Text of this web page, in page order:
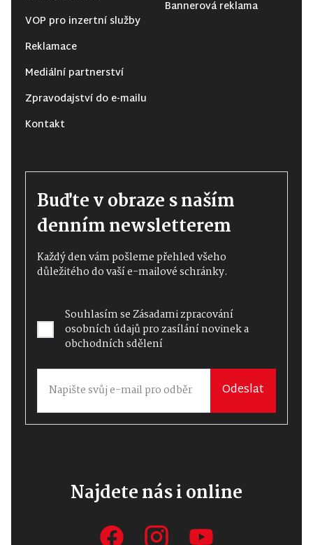
VOP pro inzertní služby
Reklamace
Mediální partnerství
Zpravodajství do e-mailu
Kontakt
Bannerová reklama
Buďte v obraze s naším
denním newsletterem
Každý den vám pošleme přehled všeho
důležitého do vaší e-mailové schránky.
Souhlasím seZásadami zpracování
osobních údajůpro zasílání novinek a
obchodních sdělení
Odeslat
Najdete nás i online